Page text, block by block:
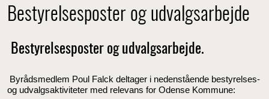
Bestyrelsesposter og udvalgsarbejde
Bestyrelsesposter og udvalgsarbejde.
Byrådsmedlem Poul Falck deltager i nedenstående bestyrelses-
og udvalgsaktiviteter med relevans for Odense Kommune: